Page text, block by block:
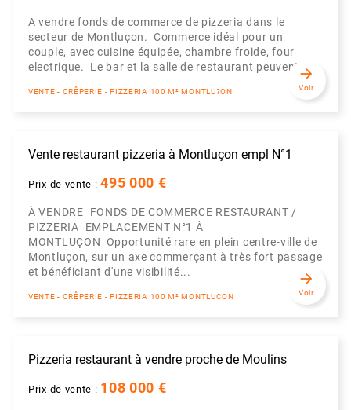
A vendre fonds de commerce de pizzeria dans le
secteur de Montluçon. Commerce idéal pour un
couple, avec cuisine équipée, chambre froide, four
electrique. Le bar et la salle de restaurant peuvent ...
VENTE - CRÊPERIE - PIZZERIA 100 M² MONTLU?ON
arrow_forward
Voir
Vente restaurant pizzeria à Montluçon empl N°1
Prix de vente :495 000 €
À VENDRE  FONDS DE COMMERCE RESTAURANT /
PIZZERIA  EMPLACEMENT N°1 À
MONTLUÇON Opportunité rare en plein centre-ville de
Montluçon, sur un axe commerçant à très fort passage
et bénéficiant d'une visibilité...
VENTE - CRÊPERIE - PIZZERIA 100 M² MONTLUCON
arrow_forward
Voir
Pizzeria restaurant à vendre proche de Moulins
Prix de vente : 108 000 €